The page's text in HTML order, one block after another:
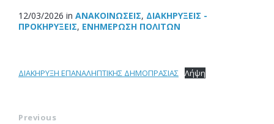
12/03/2026 in ΑΝΑΚOΙΝΏΣΕΙΣ, ΔΙΑΚΗΡΎΞΕΙΣ -
ΠΡΟΚΗΡΎΞΕΙΣ, ΕΝΗΜΈΡΩΣΗ ΠΟΛΙΤΏΝ
ΔΙΑΚΗΡΥΞΗ ΕΠΑΝΑΛΗΠΤΙΚΗΣ ΔΗΜΟΠΡΑΣΙΑΣ Λήψη
Previous